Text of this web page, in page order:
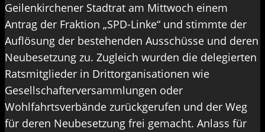
Geilenkirchener Stadtrat am Mittwoch einem
Antrag der Fraktion „SPD-Linke“ und stimmte der
Auflösung der bestehenden Ausschüsse und deren
Neubesetzung zu. Zugleich wurden die delegierten
Ratsmitglieder in Drittorganisationen wie
Gesellschafterversammlungen oder
Wohlfahrtsverbände zurückgerufen und der Weg
für deren Neubesetzung frei gemacht. Anlass für